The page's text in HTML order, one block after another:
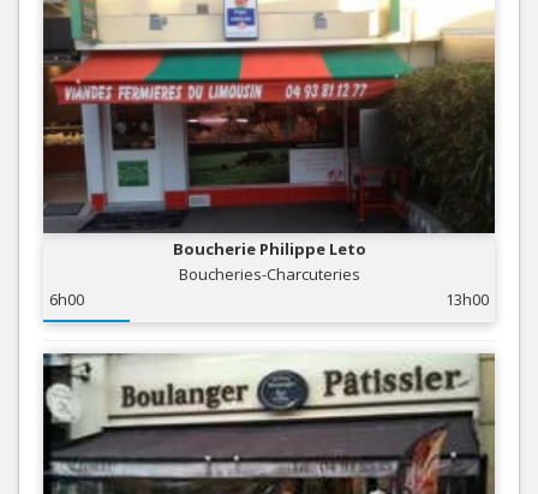
Boucherie Philippe Leto
Boucheries-Charcuteries
6h00
13h00